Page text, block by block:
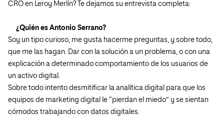
CRO en Leroy Merlín? Te dejamos su entrevista completa:
¿Quién es Antonio Serrano?
Soy un tipo curioso, me gusta hacerme preguntas, y sobre todo,
que me las hagan. Dar con la solución a un problema, o con una
explicación a determinado comportamiento de los usuarios de
un activo digital.
Sobre todo intento desmitificar la analítica digital para que los
equipos de marketing digital le “pierdan el miedo” y se sientan
cómodos trabajando con datos digitales.